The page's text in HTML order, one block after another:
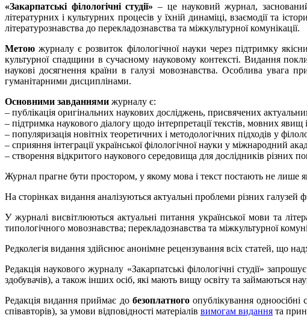
«Закарпатські філологічні студії» – це науковий журнал,
літературних і культурних процесів у їхній динаміці, взаємодії та
літературознавства до перекладознавства та міжкультурної комунікації.
Метоюжурналу є розвиток філологічної науки через підтримку
культурної спадщини в сучасному науковому контексті. Видання
наукові досягнення країни в галузі мовознавства. Особлива увага
гуманітарними дисциплінами.
Основними завданнями журналу є:
– публікація оригінальних наукових досліджень, присвячених
– підтримка наукового діалогу щодо інтерпретації текстів, мовних явищ
– популяризація новітніх теоретичних і методологічних підходів у
– сприяння інтеграції української філологічної науки у міжнародний
– створення відкритого наукового середовища для дослідників різних
Журнал прагне бути простором, у якому мова і текст постають не лише
На сторінках видання аналізуються актуальні проблеми різних галузей
У журналі висвітлюються актуальні питання української мови та
типологічного мовознавства; перекладознавства та міжкультурної
Редколегія видання здійснює анонімне рецензування всіх статей, що
Редакція наукового журналу «Закарпатські філологічні студії»
здобувачів), а також інших осіб, які мають вищу освіту та займаються
Редакція видання приймає до безоплатногоопублікування одноосібні
співавторів), за умови відповідності матеріалів вимогам видання та